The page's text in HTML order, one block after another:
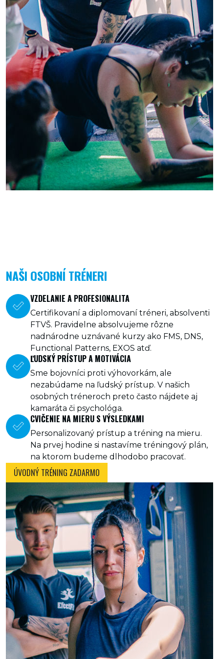
NAŠI OSOBNÍ TRÉNERI
VZDELANIE A PROFESIONALITA
Certifikovaní a diplomovaní tréneri, absolventi
FTVŠ. Pravidelne absolvujeme rôzne
nadnárodne uznávané kurzy ako FMS, DNS,
Functional Patterns, EXOS atď.
ĽUDSKÝ PRÍSTUP A MOTIVÁCIA
Sme bojovníci proti výhovorkám, ale
nezabúdame na ľudský prístup. V našich
osobných tréneroch preto často nájdete aj
kamaráta či psychológa.
CVIČENIE NA MIERU S VÝSLEDKAMI
Personalizovaný prístup a tréning na mieru.
Na prvej hodine si nastavíme tréningový plán,
na ktorom budeme dlhodobo pracovať.
ÚVODNÝ TRÉNING ZADARMO